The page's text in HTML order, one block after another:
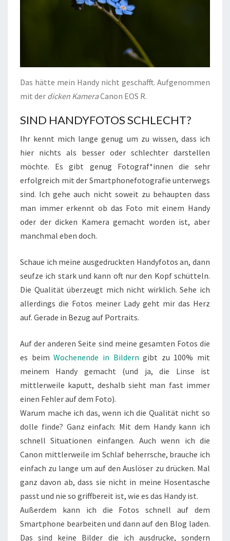
Das hätte mein Handy nicht geschafft. Aufgenommen
mit der dicken KameraCanon EOS R.
SIND HANDYFOTOS SCHLECHT?
Ihr kennt mich lange genug um zu wissen, dass ich
hier nichts als besser oder schlechter darstellen
möchte. Es gibt genug Fotograf*innen die sehr
erfolgreich mit der Smartphonefotografie unterwegs
sind. Ich gehe auch nicht soweit zu behaupten dass
man immer erkennt ob das Foto mit einem Handy
oder der dicken Kamera gemacht worden ist, aber
manchmal eben doch.
Schaue ich meine ausgedruckten Handyfotos an, dann
seufze ich stark und kann oft nur den Kopf schütteln.
Die Qualität überzeugt mich nicht wirklich. Sehe ich
allerdings die Fotos meiner Lady geht mir das Herz
auf. Gerade in Bezug auf Portraits.
Auf der anderen Seite sind meine gesamten Fotos die
es beimWochenende in Bildern gibt zu 100% mit
meinem Handy gemacht (und ja, die Linse ist
mittlerweile kaputt, deshalb sieht man fast immer
einen Fehler auf dem Foto).
Warum mache ich das, wenn ich die Qualität nicht so
dolle finde? Ganz einfach: Mit dem Handy kann ich
schnell Situationen einfangen. Auch wenn ich die
Canon mittlerweile im Schlaf beherrsche, brauche ich
einfach zu lange um auf den Auslöser zu drücken. Mal
ganz davon ab, dass sie nicht in meine Hosentasche
passt und nie so griffbereit ist, wie es das Handy ist.
Außerdem kann ich die Fotos schnell auf dem
Smartphone bearbeiten und dann auf den Blog laden.
Das sind keine Bilder die ich ausdrucke, sondern